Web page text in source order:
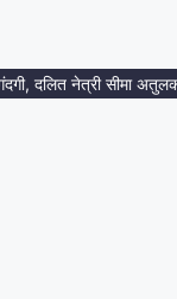
नेत्री सीमा अतुलकर